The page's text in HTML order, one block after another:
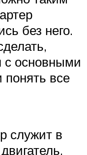
без него.
с основными
понять все
служит в